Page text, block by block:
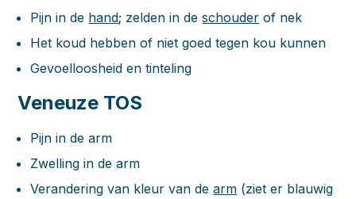
Pijn in de hand; zelden in deschouder of nek
Het koud hebben of niet goed tegen kou kunnen
Gevoelloosheid en tinteling
Veneuze TOS
Pijn in de arm
Zwelling in de arm
Verandering van kleur van dearm (ziet er blauwig